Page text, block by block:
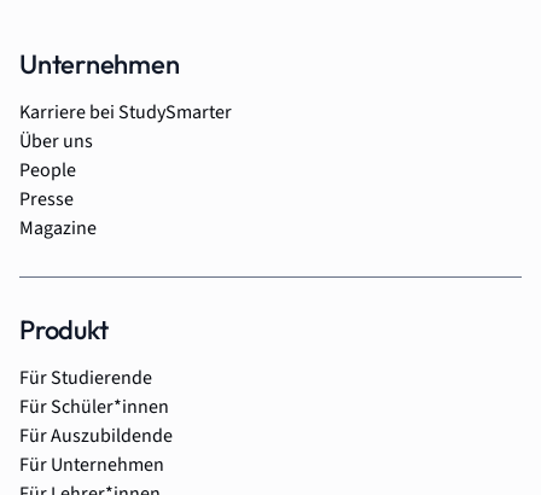
Unternehmen
Karriere bei StudySmarter
Über uns
People
Presse
Magazine
Produkt
Für Studierende
Für Schüler*innen
Für Auszubildende
Für Unternehmen